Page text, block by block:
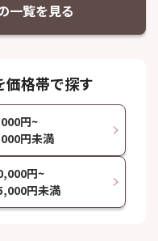
一覧を見る
価格帯で探す
円~
円未満
円~
円未満